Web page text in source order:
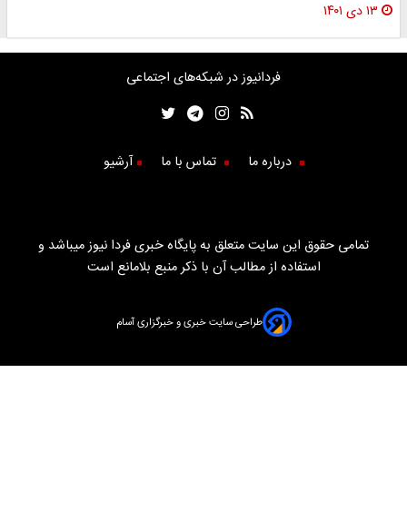
۱۳ دی ۱۴۰۱
فردانیوز در شبکه‌های اجتماعی
درباره ما تماس با ما آرشیو
تمامی حقوق این سایت متعلق به پایگاه خبری فردا نیوز میباشد و
استفاده از مطالب آن با ذکر منبع بلامانع است
طراحی سایت خبری و خبرگزاری آسام